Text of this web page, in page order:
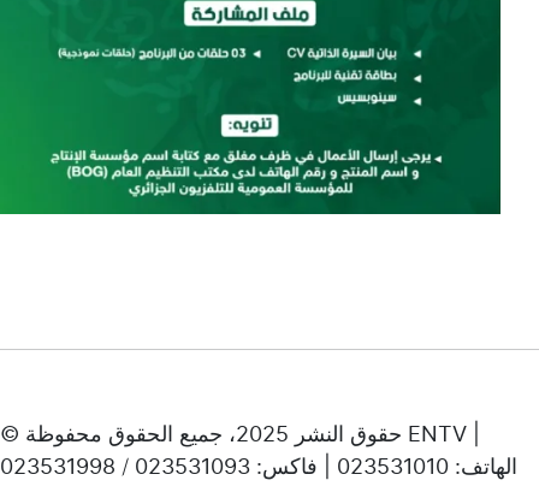
© حقوق النشر 2025، جميع الحقوق محفوظة ENTV |
الهاتف: 023531010 | فاكس: 023531093 / 023531998